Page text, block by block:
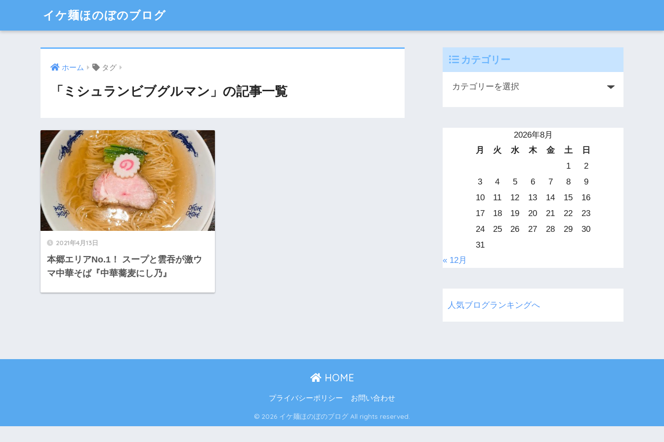
イケ麺ほのぼのブログ
ホーム タグ
「ミシュランビブグルマン」の記事一覧
2021年4月13日
本郷エリアNo.1！ スープと雲吞が激ウ
マ中華そば『中華蕎麦にし乃』
カテゴリー
2026年8月
月
火 水 木 金 土
日
1
2
3
4 5 6 7 8
9
10
11 12 13 14 15
16
17
18 19 20 21 22
23
24
25 26 27 28 29
30
31
« 12月
人気ブログランキングへ
HOME
プライバシーポリシー お問い合わせ
© 2026 イケ麺ほのぼのブログ All rights reserved.